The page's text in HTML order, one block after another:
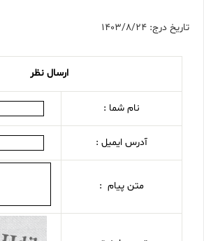
تاریخ درج: 1403/8/24
ارسال نظر
نام شما :
آدرس ایمیل :
متن پیام :